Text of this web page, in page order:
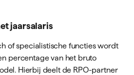
jaarsalaris
of specialistische functies wordt
percentage van het bruto
Hierbij deelt de RPO-partner